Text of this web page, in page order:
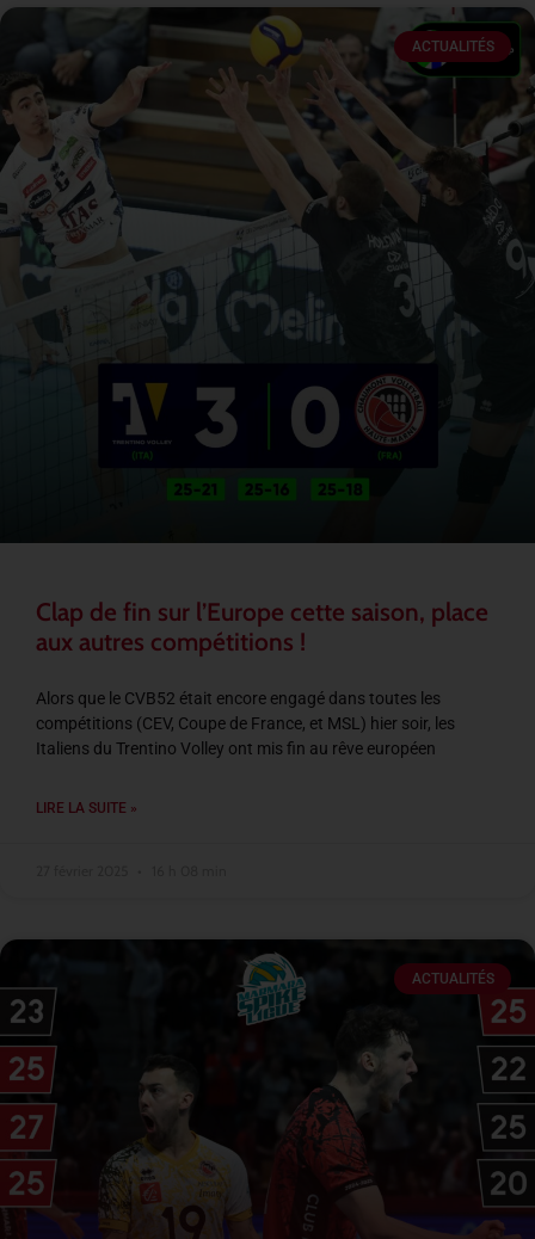
ACTUALITÉS
Clap de fin sur l’Europe cette saison, place
aux autres compétitions !
Alors que le CVB52 était encore engagé dans toutes les
compétitions (CEV, Coupe de France, et MSL) hier soir, les
Italiens du Trentino Volley ont mis fin au rêve européen
LIRE LA SUITE »
ACTUALITÉS